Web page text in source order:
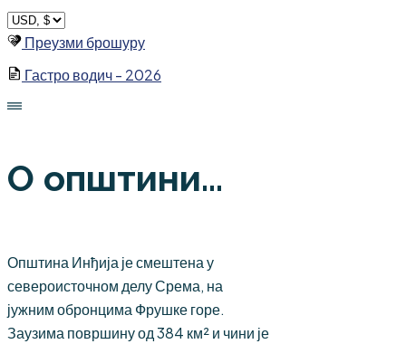
Skip
to
content
Преузми брошуру
Гастро водич - 2026
О општини...
Општина Инђија је смештена у
североисточном делу Срема, на
јужним обронцима Фрушке горе.
Заузима површину од 384 км² и чини је